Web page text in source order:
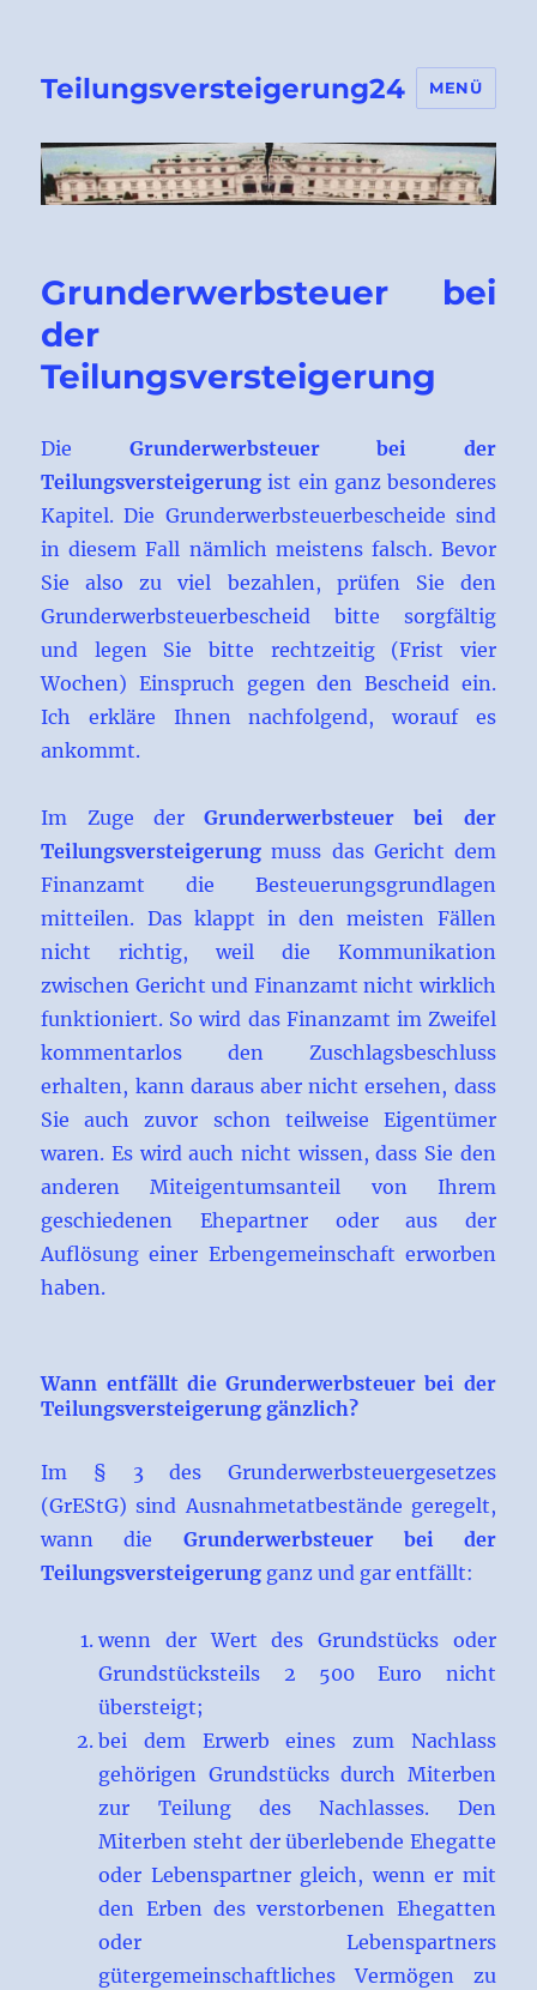
Teilungsversteigerung24 MENÜ
Grunderwerbsteuer bei
der
Teilungsversteigerung
Die Grunderwerbsteuer bei der
Teilungsversteigerung ist ein ganz besonderes
Kapitel. Die Grunderwerbsteuerbescheide sind
in diesem Fall nämlich meistens falsch. Bevor
Sie also zu viel bezahlen, prüfen Sie den
Grunderwerbsteuerbescheid bitte sorgfältig
und legen Sie bitte rechtzeitig (Frist vier
Wochen) Einspruch gegen den Bescheid ein.
Ich erkläre Ihnen nachfolgend, worauf es
ankommt.
Im Zuge derGrunderwerbsteuer bei der
Teilungsversteigerung muss das Gericht dem
Finanzamt die Besteuerungsgrundlagen
mitteilen. Das klappt in den meisten Fällen
nicht richtig, weil die Kommunikation
zwischen Gericht und Finanzamt nicht wirklich
funktioniert. So wird das Finanzamt im Zweifel
kommentarlos den Zuschlagsbeschluss
erhalten, kann daraus aber nicht ersehen, dass
Sie auch zuvor schon teilweise Eigentümer
waren. Es wird auch nicht wissen, dass Sie den
anderen Miteigentumsanteil von Ihrem
geschiedenen Ehepartner oder aus der
Auflösung einer Erbengemeinschaft erworben
haben.
Wann entfällt die Grunderwerbsteuer bei der
Teilungsversteigerung gänzlich?
Im § 3 des Grunderwerbsteuergesetzes
(GrEStG) sind Ausnahmetatbestände geregelt,
wann die Grunderwerbsteuer bei der
Teilungsversteigerung ganz und gar entfällt:
wenn der Wert des Grundstücks oder
Grundstücksteils 2 500 Euro nicht
übersteigt;
bei dem Erwerb eines zum Nachlass
gehörigen Grundstücks durch Miterben
zur Teilung des Nachlasses. Den
Miterben steht der überlebende Ehegatte
oder Lebenspartner gleich, wenn er mit
den Erben des verstorbenen Ehegatten
oder Lebenspartners
gütergemeinschaftliches Vermögen zu